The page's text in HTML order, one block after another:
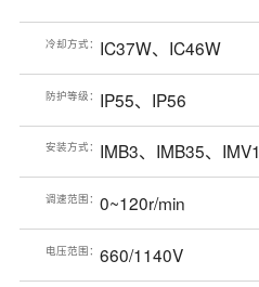
冷却方式： IC37W、IC46W
防护等级： IP55、IP56
安装方式： IMB3、IMB35、IMV1
调速范围： 0~120r/min
电压范围： 660/1140V